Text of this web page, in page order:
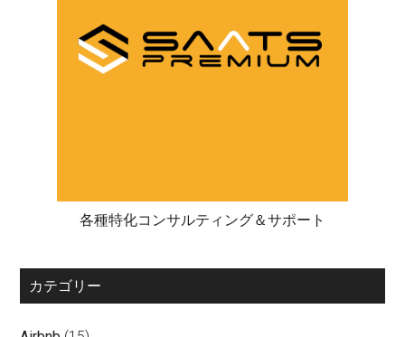
各種特化コンサルティング＆サポート
カテゴリー